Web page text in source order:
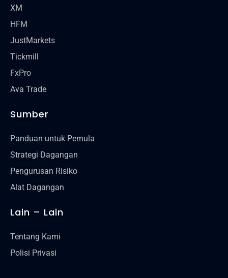
XM
HFM
JustMarkets
Tickmill
FxPro
Ava Trade
Sumber
Panduan untuk Pemula
Strategi Dagangan
Pengurusan Risiko
Alat Dagangan
Lain – Lain
Tentang Kami
Polisi Privasi